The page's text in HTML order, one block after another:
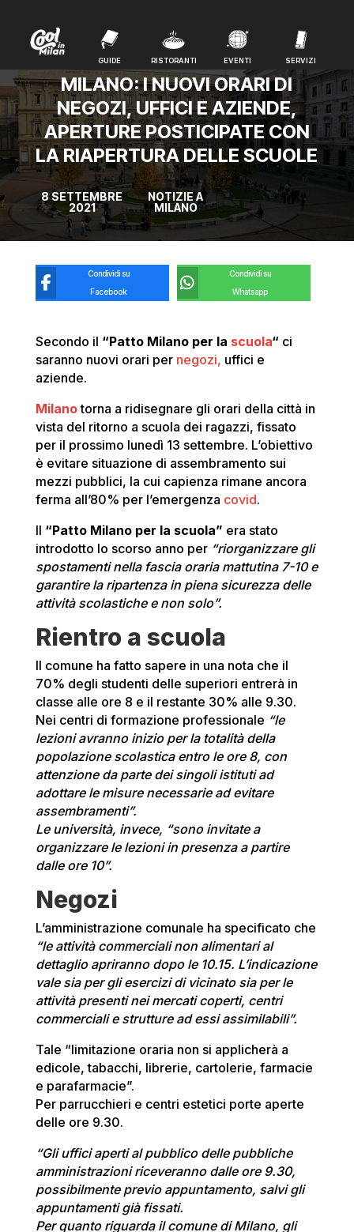
GUIDE RISTORANTI EVENTI SERVIZI
GUIDE RISTORANTI EVENTI SERVIZI
MILANO: I NUOVI ORARI DI
NEGOZI, UFFICI E AZIENDE,
APERTURE POSTICIPATE CON
LA RIAPERTURA DELLE SCUOLE
8 SETTEMBRE
2021
NOTIZIE A
MILANO
Condividi su
Facebook
Condividi su
Whatsapp
Secondo il “Patto Milano per la scuola“ ci
saranno nuovi orari per negozi, uffici e
aziende.
Milano torna a ridisegnare gli orari della città in
vista del ritorno a scuola dei ragazzi, fissato
per il prossimo lunedì 13 settembre. L’obiettivo
è evitare situazione di assembramento sui
mezzi pubblici, la cui capienza rimane ancora
ferma all’80% per l’emergenza covid.
Il “Patto Milano per la scuola” era stato
introdotto lo scorso anno per“riorganizzare gli
spostamenti nella fascia oraria mattutina 7-10 e
garantire la ripartenza in piena sicurezza delle
attività scolastiche e non solo”.
Rientro a scuola
Il comune ha fatto sapere in una nota che il
70% degli studenti delle superiori entrerà in
classe alle ore 8 e il restante 30% alle 9.30.
Nei centri di formazione professionale “le
lezioni avranno inizio per la totalità della
popolazione scolastica entro le ore 8, con
attenzione da parte dei singoli istituti ad
adottare le misure necessarie ad evitare
assembramenti”.
Le università, invece, “sono invitate a
organizzare le lezioni in presenza a partire
dalle ore 10”.
Negozi
L’amministrazione comunale ha specificato che
“le attività commerciali non alimentari al
dettaglio apriranno dopo le 10.15. L’indicazione
vale sia per gli esercizi di vicinato sia per le
attività presenti nei mercati coperti, centri
commerciali e strutture ad essi assimilabili”.
Tale “limitazione oraria non si applicherà a
edicole, tabacchi, librerie, cartolerie, farmacie
e parafarmacie”.
Per parrucchieri e centri estetici porte aperte
delle ore 9.30.
“Gli uffici aperti al pubblico delle pubbliche
amministrazioni riceveranno dalle ore 9.30,
possibilmente previo appuntamento, salvi gli
appuntamenti già fissati.
Per quanto riguarda il comune di Milano, gli